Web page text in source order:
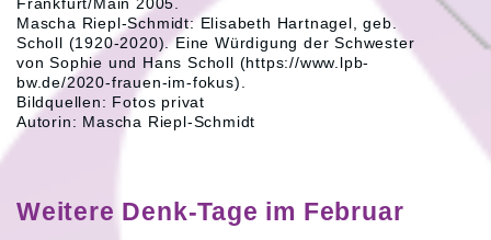
Mascha Riepl-Schmidt: Elisabeth Hartnagel, geb.
Scholl (1920-2020). Eine Würdigung der Schwester
von Sophie und Hans Scholl (https://www.lpb-
bw.de/2020-frauen-im-fokus).
Bildquellen: Fotos privat
Autorin: Mascha Riepl-Schmidt
Weitere Denk-Tage im Februar